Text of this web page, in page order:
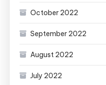
October 2022
September 2022
August 2022
July 2022